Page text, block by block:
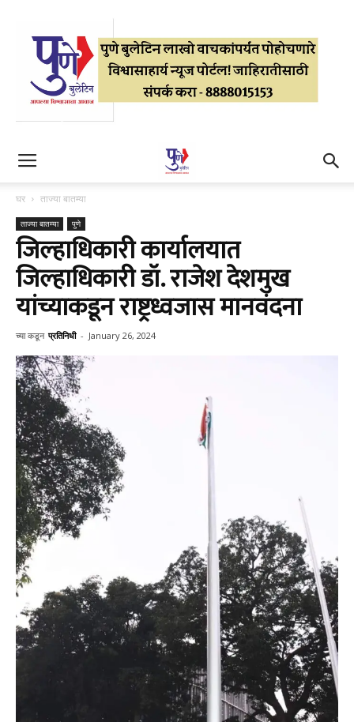
घर ताज्या बातम्या
ताज्या बातम्या पुणे
जिल्हाधिकारी कार्यालयात
जिल्हाधिकारी डॉ. राजेश देशमुख
यांच्याकडून राष्ट्रध्वजास मानवंदना
च्या कडून प्रतिनिधी - January 26, 2024